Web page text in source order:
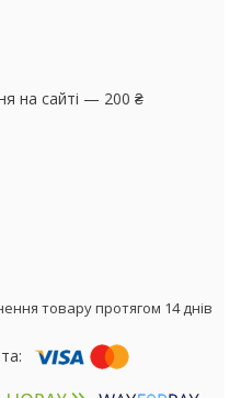
на сайті — 200 ₴
товару протягом 14 днів